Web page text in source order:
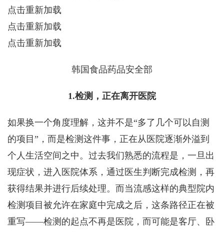
点击重新加载
点击重新加载
点击重新加载
韩国食品药品安全部
1.检测，正在离开医院
如果换一个角度理解，这并不是“多了几个可以自测
的项目”，而是检测这件事，正在从医院逐渐外溢到
个人生活空间之中。过去我们熟悉的流程是，一旦出
现症状，进入医院体系，通过医生判断完成检测，再
获得结果并进行后续处理。而当流感这样的典型院内
检测项目被允许在家庭中完成之后，这条路径正在被
重写——检测的起点不再是医院，而可能是客厅、卧